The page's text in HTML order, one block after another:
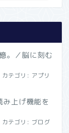
。／脳に刻む
カテゴリ: アプリ
上げ機能を
カテゴリ: ブログ